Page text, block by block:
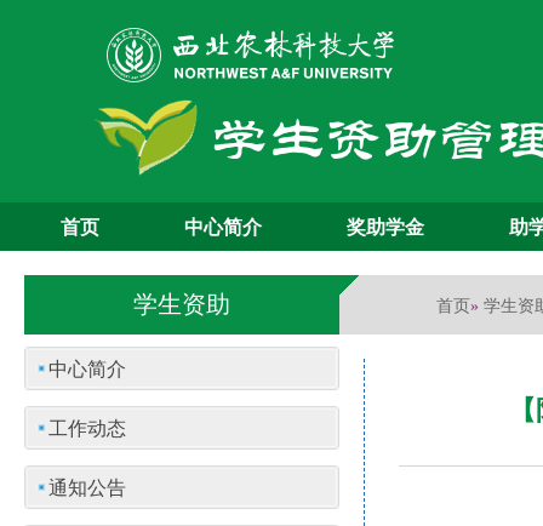
首页 中心简介 奖助学金 助
学生资助 首页» 学生资
中心简介
工作动态
通知公告